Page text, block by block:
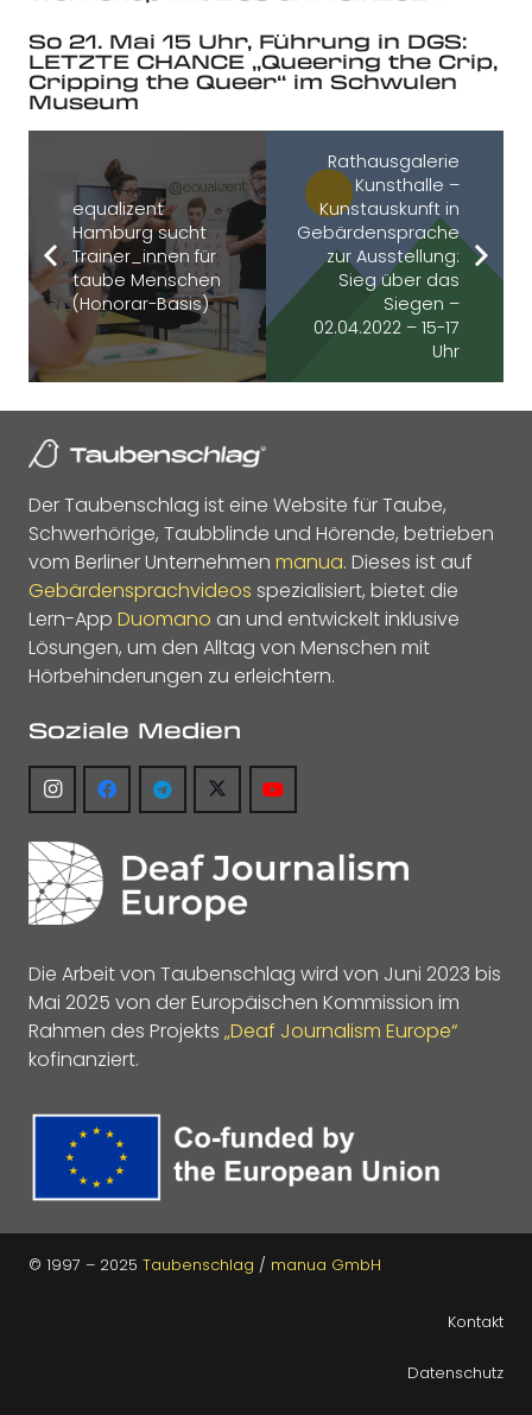
So 21. Mai 15 Uhr, Führung in DGS:
LETZTE CHANCE „Queering the Crip,
Cripping the Queer“ im Schwulen
Museum
equalizent
Hamburg sucht
Trainer_innen für
taube Menschen
(Honorar-Basis)
Rathausgalerie
Kunsthalle –
Kunstauskunft in
Gebärdensprache
zur Ausstellung:
Sieg über das
Siegen –
02.04.2022 – 15-17
Uhr
Der Taubenschlag ist eine Website für Taube,
Schwerhörige, Taubblinde und Hörende, betrieben
vom Berliner Unternehmen manua. Dieses ist auf
Gebärdensprachvideos spezialisiert, bietet die
Lern-App Duomano an und entwickelt inklusive
Lösungen, um den Alltag von Menschen mit
Hörbehinderungen zu erleichtern.
Soziale Medien
Die Arbeit von Taubenschlag wird von Juni 2023 bis
Mai 2025 von der Europäischen Kommission im
Rahmen des Projekts „Deaf Journalism Europe“
kofinanziert.
© 1997 – 2025 Taubenschlag / manua GmbH
Kontakt
Datenschutz